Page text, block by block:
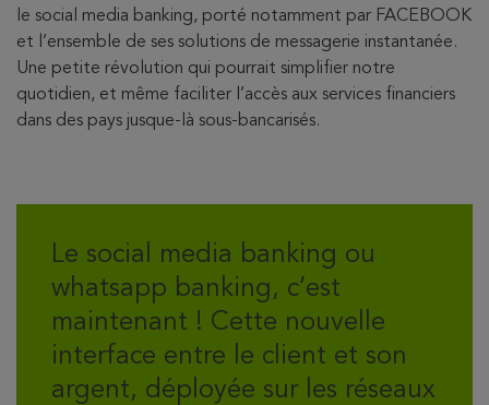
le social media banking, porté notamment par FACEBOOK
et l’ensemble de ses solutions de messagerie instantanée.
Une petite révolution qui pourrait simplifier notre
quotidien, et même faciliter l’accès aux services financiers
dans des pays jusque-là sous-bancarisés.
Le social media banking ou
whatsapp banking, c’est
maintenant ! Cette nouvelle
interface entre le client et son
argent, déployée sur les réseaux